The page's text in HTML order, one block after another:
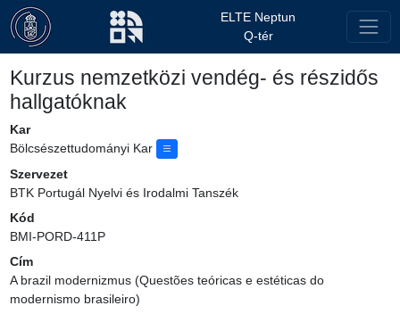
ELTE Neptun
Q-tér
Kurzus nemzetközi vendég- és részidős
hallgatóknak
Kar
Bölcsészettudományi Kar
Szervezet
BTK Portugál Nyelvi és Irodalmi Tanszék
Kód
BMI-PORD-411P
Cím
A brazil modernizmus (Questões teóricas e estéticas do
modernismo brasileiro)